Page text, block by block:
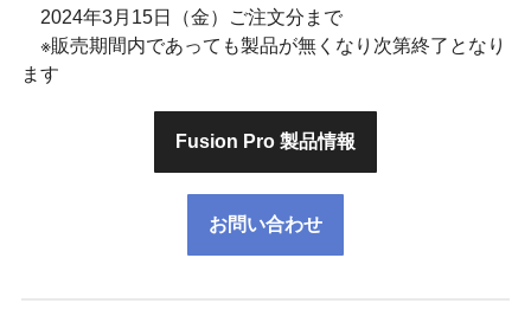
2024年3月15日（金）ご注文分まで
※販売期間内であっても製品が無くなり次第終了となり
ます
Fusion Pro 製品情報
お問い合わせ